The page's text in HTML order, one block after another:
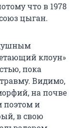
что в 1978
цыган.
клоун»
пока
Видимо,
на почве
поэтом и
в свою